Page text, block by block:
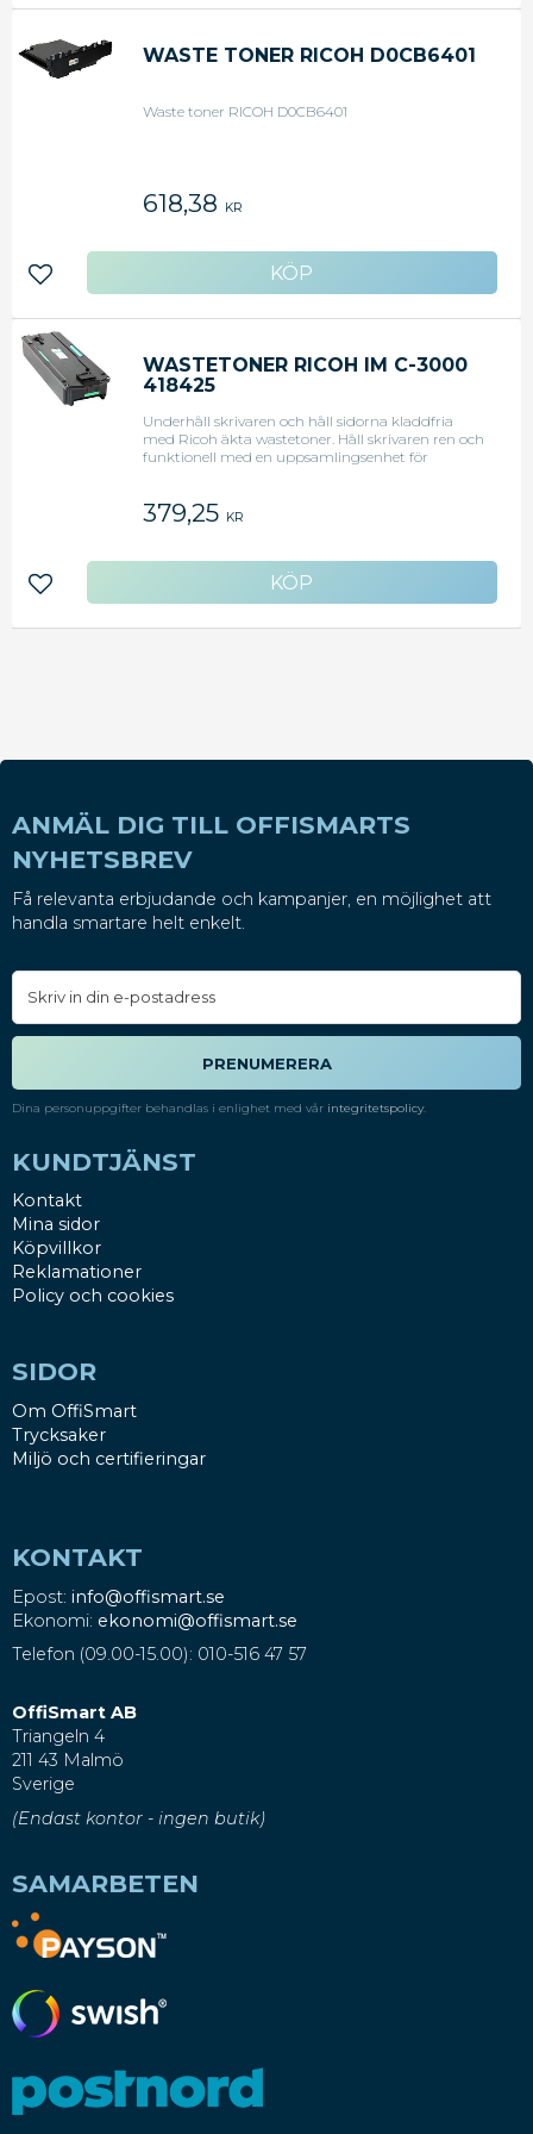
WASTE TONER RICOH D0CB6401
Waste toner RICOH D0CB6401
618,38 KR
Lägg till i favoriter
WASTETONER RICOH IM C-3000
418425
Underhåll skrivaren och håll sidorna kladdfria
med Ricoh äkta wastetoner. Håll skrivaren ren och
funktionell med en uppsamlingsenhet för
379,25 KR
Lägg till i favoriter
ANMÄL DIG TILL OFFISMARTS
NYHETSBREV
Få relevanta erbjudande och kampanjer, en möjlighet att
handla smartare helt enkelt.
PRENUMERERA
Dina personuppgifter behandlas i enlighet med vår integritetspolicy.
KUNDTJÄNST
Kontakt
Mina sidor
Köpvillkor
Reklamationer
Policy och cookies
SIDOR
Om OffiSmart
Trycksaker
Miljö och certifieringar
KONTAKT
Epost: info@offismart.se
Ekonomi: ekonomi@offismart.se
Telefon (09.00-15.00): 010-516 47 57
OffiSmart AB
Triangeln 4
211 43 Malmö
Sverige
(Endast kontor - ingen butik)
SAMARBETEN